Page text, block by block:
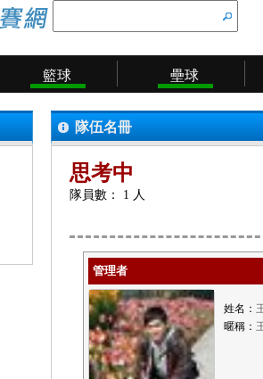
籃球 壘球
隊伍名冊
思考中
隊員數： 1 人
管理者
姓名：
暱稱：